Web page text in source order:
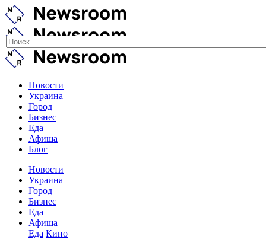
Новости
Украина
Город
Бизнес
Еда
Афиша
Блог
Новости
Украина
Город
Бизнес
Еда
Афиша
Еда Кино